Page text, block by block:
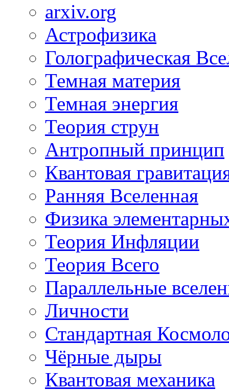
arxiv.org
Астрофизика
Голографическая
Темная материя
Темная энергия
Теория струн
Антропный принцип
Квантовая
Ранняя Вселенная
Физика
Теория Инфляции
Теория Всего
Параллельные
Личности
Стандартная
Чёрные дыры
Квантовая механика